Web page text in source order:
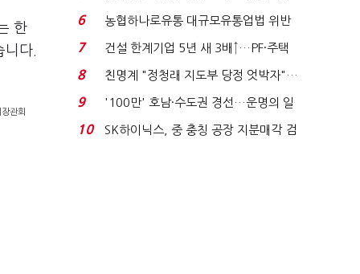
한
다.
관회
노동자는 강행군…'야...
6
농협하나로유통 대규모유통업법 위반
적발…공정위, 과...
7
건설 한계기업 5년 새 3배↑…PF·주택
침체에 재무 ...
8
친명계 "정청래 지도부 당정 엇박자"…
친청계 "신천지 오...
9
'100만' 호남·수도권 경선…운명의 일
주일
10
SK하이닉스, 중 충칭 공장 지분매각 검